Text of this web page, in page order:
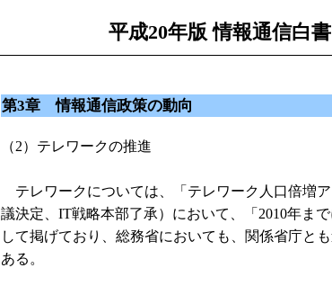
平成20年版 情報通信白書
第3章 情報通信政策の動向
（2）テレワークの推進
テレワークについては、「テレワーク人口倍増
議決定、IT戦略本部了承）において、「2010年ま
して掲げており、総務省においても、関係省庁と
ある。